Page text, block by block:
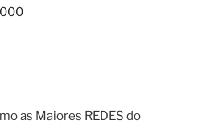
as Maiores REDES do